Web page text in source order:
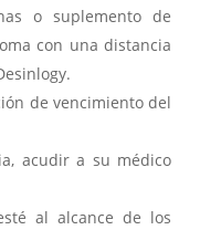
o suplemento de
con una distancia
de vencimiento del
acudir a su médico
al alcance de los